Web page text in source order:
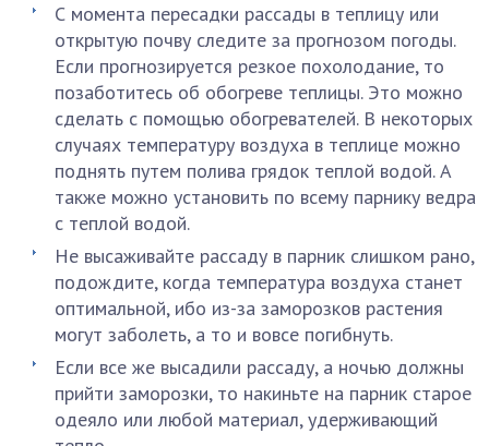
С момента пересадки рассады в теплицу или
открытую почву следите за прогнозом погоды.
Если прогнозируется резкое похолодание, то
позаботитесь об обогреве теплицы. Это можно
сделать с помощью обогревателей. В некоторых
случаях температуру воздуха в теплице можно
поднять путем полива грядок теплой водой. А
также можно установить по всему парнику ведра
с теплой водой.
Не высаживайте рассаду в парник слишком рано,
подождите, когда температура воздуха станет
оптимальной, ибо из-за заморозков растения
могут заболеть, а то и вовсе погибнуть.
Если все же высадили рассаду, а ночью должны
прийти заморозки, то накиньте на парник старое
одеяло или любой материал, удерживающий